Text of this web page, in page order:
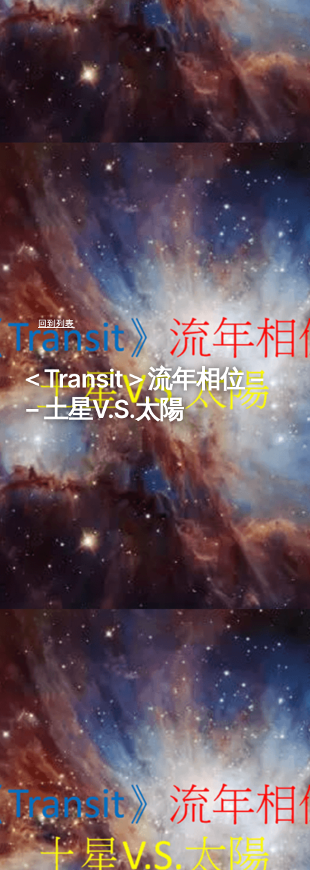
回到列表
＜Transit＞流年相位－
－土星V.S.太陽